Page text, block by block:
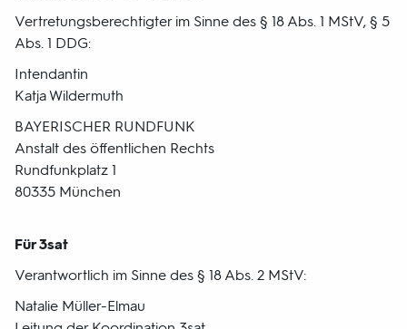
Vertretungsberechtigter im Sinne des § 18 Abs. 1 MStV, § 5
Abs. 1 DDG:
Intendantin
Katja Wildermuth
BAYERISCHER RUNDFUNK
Anstalt des öffentlichen Rechts
Rundfunkplatz 1
80335 München
Für 3sat
Verantwortlich im Sinne des § 18 Abs. 2 MStV:
Natalie Müller-Elmau